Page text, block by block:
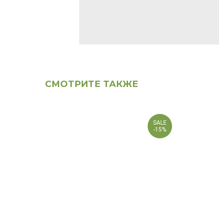
СМОТРИТЕ ТАКЖЕ
SALE
-15%